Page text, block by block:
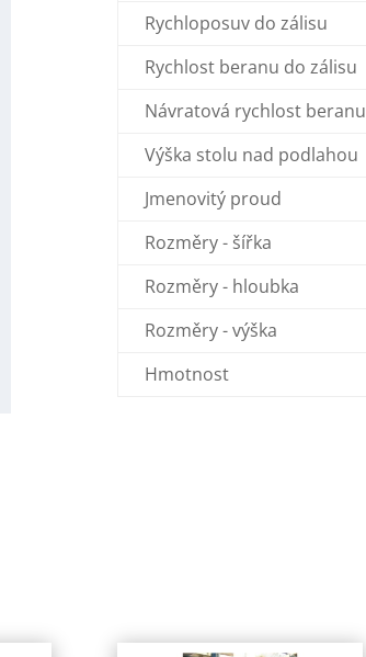
Rychloposuv do zálisu
Rychlost beranu do zálisu
Návratová rychlost beranu
Výška stolu nad podlahou
Jmenovitý proud
Rozměry - šířka
Rozměry - hloubka
Rozměry - výška
Hmotnost